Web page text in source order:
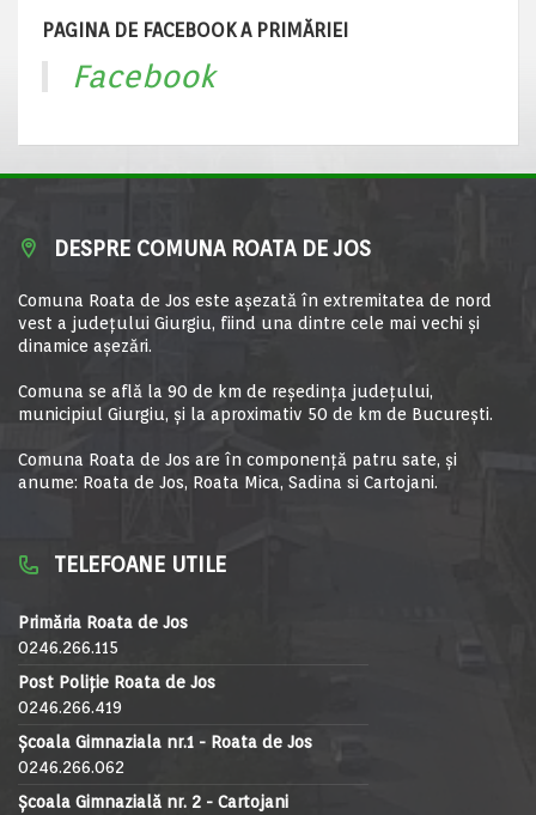
PAGINA DE FACEBOOK A PRIMĂRIEI
Facebook
DESPRE COMUNA ROATA DE JOS
Comuna Roata de Jos este aşezată în extremitatea de nord
vest a judeţului Giurgiu, fiind una dintre cele mai vechi şi
dinamice aşezări.
Comuna se află la 90 de km de reşedinţa judeţului,
municipiul Giurgiu, şi la aproximativ 50 de km de Bucureşti.
Comuna Roata de Jos are în componență patru sate, și
anume: Roata de Jos, Roata Mica, Sadina si Cartojani.
TELEFOANE UTILE
Primăria Roata de Jos
0246.266.115
Post Poliție Roata de Jos
0246.266.419
Școala Gimnaziala nr.1 - Roata de Jos
0246.266.062
Școala Gimnazială nr. 2 - Cartojani